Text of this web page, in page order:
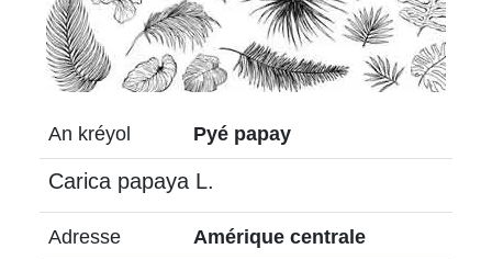
An kréyol Pyé papay
Carica papaya L.
Adresse Amérique centrale